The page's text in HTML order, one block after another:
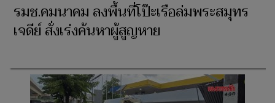
รมช.คมนาคม ลงพื้นที่โป๊ะเรือล่มพระสมุทร
เจดีย์ สั่งเร่งค้นหาผู้สูญหาย